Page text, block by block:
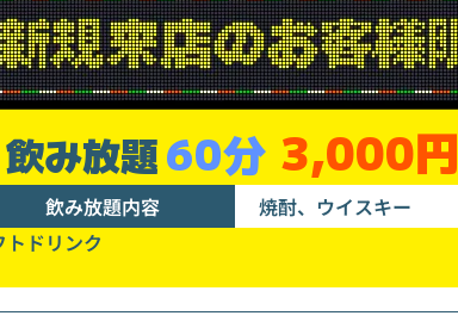
飲み放題60分 3,000円
飲み放題内容
焼酎、ウイスキー
トドリンク